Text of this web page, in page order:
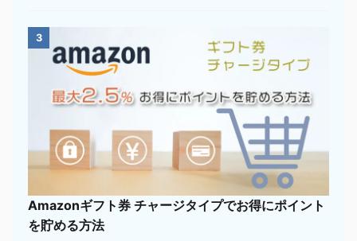
3
Amazonギフト券 チャージタイプでお得にポイント
を貯める方法